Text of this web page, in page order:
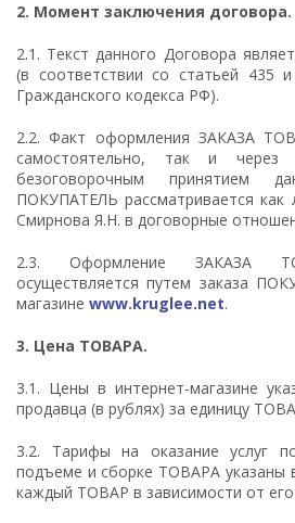
2. Момент заключения договора.
2.1. Текст данного Договора
(в соответствии со статьей 435
Гражданского кодекса РФ).
2.2. Факт оформления ЗАКАЗА
самостоятельно, так и через
безоговорочным принятием
ПОКУПАТЕЛЬ рассматривается как
Смирнова Я.Н. в договорные
2.3. Оформление ЗАКАЗА
осуществляется путем заказа
магазине www.kruglee.net.
3. Цена ТОВАРА.
3.1. Цены в интернет-магазине
продавца (в рублях) за единицу
3.2. Тарифы на оказание услуг
подъеме и сборке ТОВАРА указаны
каждый ТОВАР в зависимости от его